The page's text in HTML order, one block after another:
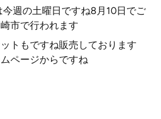
週の土曜日ですね8月10日でご
市で行われます
トもですね販売しております
ページからですね